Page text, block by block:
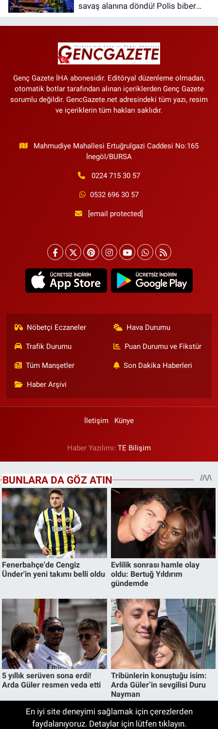
savaş alanına döndü! Polis biber
gazıyla müdahale etti
Genç Gazete İHA abonesidir. Editöryal düzenleme olmadan,
otomatik botlar tarafından alınan içeriklerden Genç Gazete
sorumlu değildir. GencGazete.net adresindeki tüm yazı, resim
ve içeriklerin tüm hakları saklıdır.
Mahmudiye Mahallesi Ertuğrulgazi Caddesi No:165
İnegöl/BURSA
0224 715 30 57
0532 696 30 57
[email protected]
Nöbetçi Eczaneler Hava Durumu
Trafik Durumu Puan Durumu ve Fikstür
Tüm Manşetler Son Dakika Haberleri
Haber Arşivi
İletişim Künye
Haber Yazılımı: TE Bilişim
En iyi site deneyimi sağlamak için çerezlerden
faydalanıyoruz. Detaylar için lütfen tıklayın.
Evim Sisteminde Yeni Dönem! Ev ve